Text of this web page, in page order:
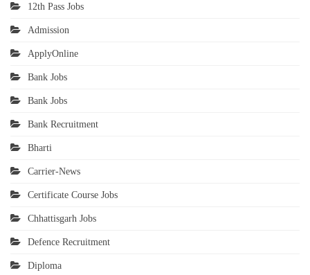
12th Pass Jobs
Admission
ApplyOnline
Bank Jobs
Bank Jobs
Bank Recruitment
Bharti
Carrier-News
Certificate Course Jobs
Chhattisgarh Jobs
Defence Recruitment
Diploma